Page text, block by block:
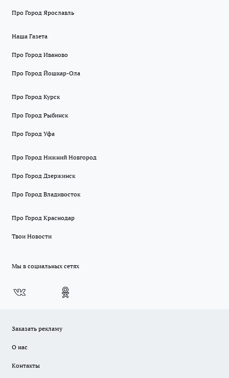
Про Город Ярославль
Наша Газета
Про Город Иваново
Про Город Йошкар-Ола
Про Город Курск
Про Город Рыбинск
Про Город Уфа
Про Город Нижний Новгород
Про Город Дзержинск
Про Город Владивосток
Про Город Краснодар
Твои Новости
Мы в социальных сетях
Заказать рекламу
О нас
Контакты